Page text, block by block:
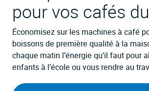
pour vos cafés
Économisez sur les machines à café
boissons de première qualité à la
chaque matin l’énergie qu’il faut pour
enfants à l’école ou vous rendre au